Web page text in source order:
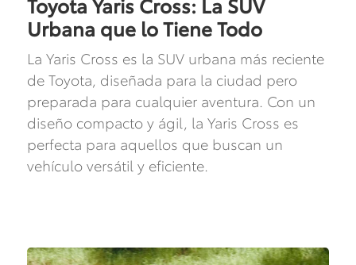
Urbana que lo Tiene Todo
La Yaris Cross es la SUV urbana más reciente
de Toyota, diseñada para la ciudad pero
preparada para cualquier aventura. Con un
diseño compacto y ágil, la Yaris Cross es
perfecta para aquellos que buscan un
vehículo versátil y eficiente.